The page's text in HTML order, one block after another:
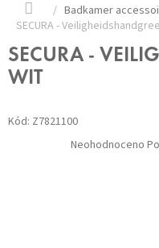
Domů
/ Badkamer
SECURA -
SECURA -
WIT
Kód: Z7821100
Průměrné
hodnocení
Neohodnoceno